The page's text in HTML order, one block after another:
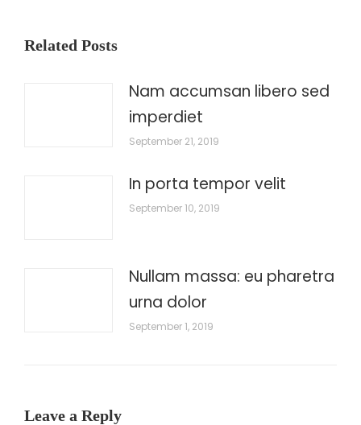
Related Posts
Nam accumsan libero sed
imperdiet
September 21, 2019
In porta tempor velit
September 10, 2019
Nullam massa: eu pharetra
urna dolor
September 1, 2019
Leave a Reply